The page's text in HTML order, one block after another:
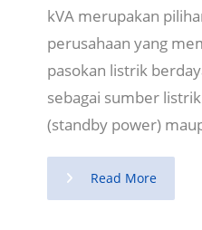
kVA merupakan
perusahaan yang
pasokan listrik
sebagai sumber
(standby power)
Read More